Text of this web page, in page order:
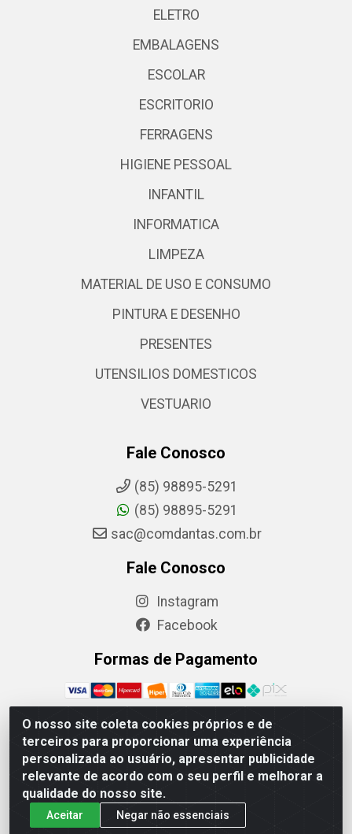
O nosso site coleta cookies próprios e de
terceiros para proporcionar uma experiência
personalizada ao usuário, apresentar publicidade
relevante de acordo com o seu perfil e melhorar a
qualidade do nosso site.
Aceitar
Negar não essenciais
ELETRO
EMBALAGENS
ESCOLAR
ESCRITORIO
FERRAGENS
HIGIENE PESSOAL
INFANTIL
INFORMATICA
LIMPEZA
MATERIAL DE USO E CONSUMO
PINTURA E DESENHO
PRESENTES
UTENSILIOS DOMESTICOS
VESTUARIO
Fale Conosco
(85) 98895-5291
(85) 98895-5291
sac@comdantas.com.br
Fale Conosco
Instagram
Facebook
Formas de Pagamento
Rafael & Dantas LTDA - Rua Floriano Peixoto, 137-
Centro, CEP: 60025-130 | CNPJ: 02.884.314/0001-20